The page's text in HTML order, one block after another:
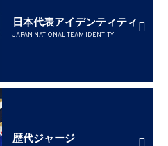
日本代表アイデンティティ
JAPAN NATIONAL TEAM IDENTITY
歴代ジャージ